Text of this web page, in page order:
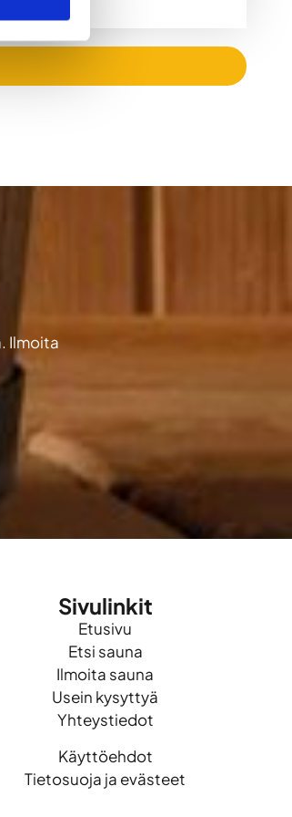
Ilmoita
Sivulinkit
Etusivu
Etsi sauna
Ilmoita sauna
Usein kysyttyä
Yhteystiedot
Käyttöehdot
Tietosuoja ja evästeet